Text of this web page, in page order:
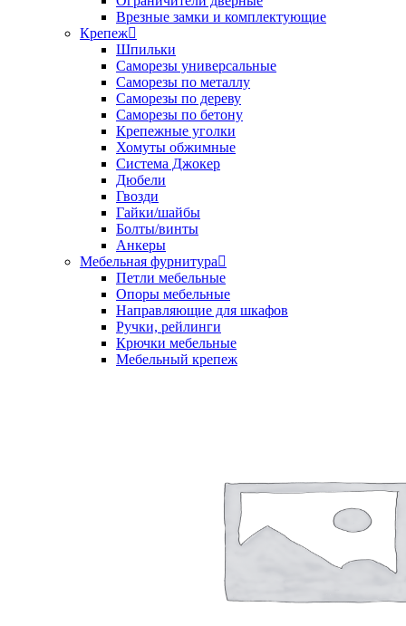
Врезные замки и комплектующие
Крепеж
Шпильки
Саморезы универсальные
Саморезы по металлу
Саморезы по дереву
Саморезы по бетону
Крепежные уголки
Хомуты обжимные
Система Джокер
Дюбели
Гвозди
Гайки/шайбы
Болты/винты
Анкеры
Мебельная фурнитура
Петли мебельные
Опоры мебельные
Направляющие для шкафов
Ручки, рейлинги
Крючки мебельные
Мебельный крепеж